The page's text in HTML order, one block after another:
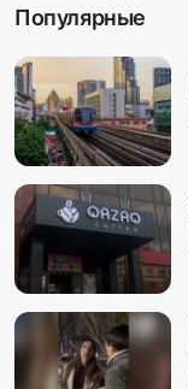
Популярные